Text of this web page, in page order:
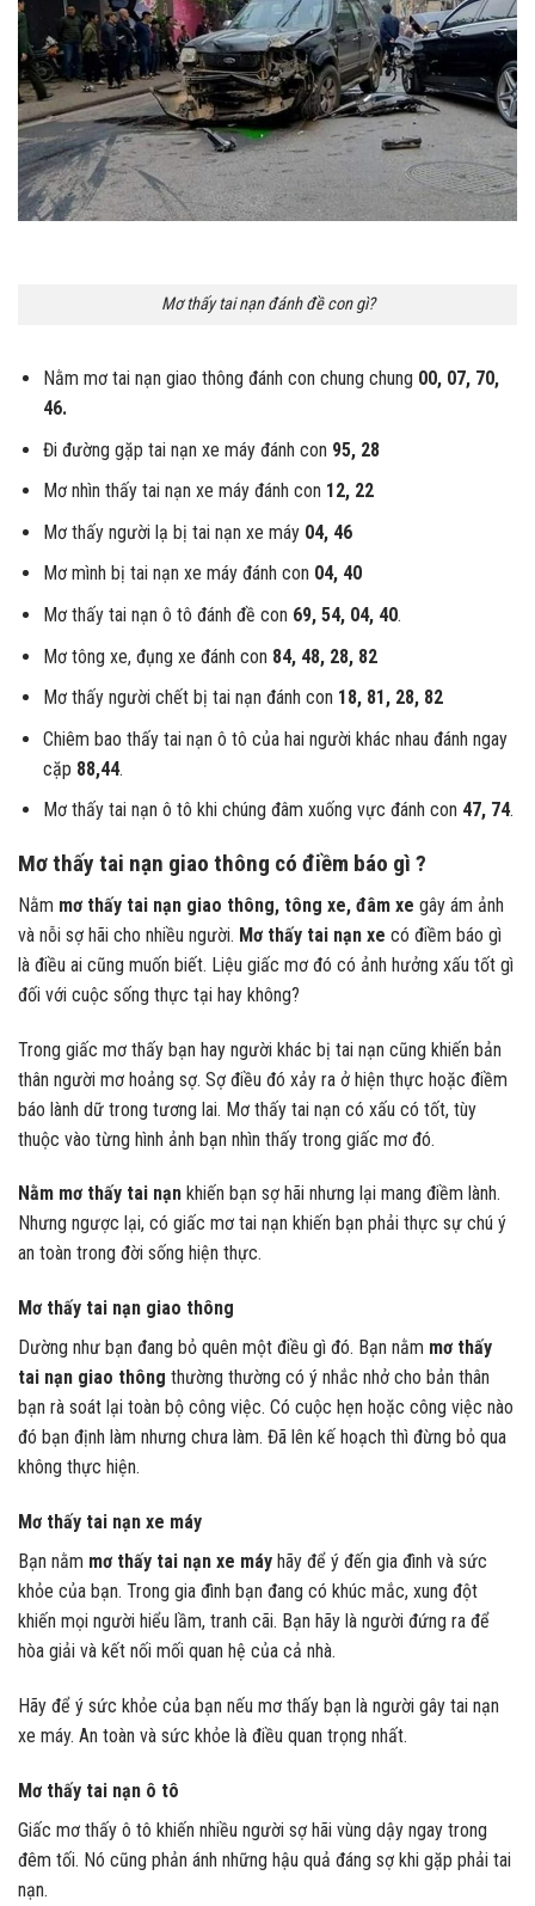
Mơ thấy tai nạn đánh đề con gì?
Nằm mơ tai nạn giao thông đánh con chung chung 00, 07, 70,
46.
Đi đường gặp tai nạn xe máy đánh con 95, 28
Mơ nhìn thấy tai nạn xe máy đánh con 12, 22
Mơ thấy người lạ bị tai nạn xe máy 04, 46
Mơ mình bị tai nạn xe máy đánh con 04, 40
Mơ thấy tai nạn ô tô đánh đề con 69, 54, 04, 40.
Mơ tông xe, đụng xe đánh con 84, 48, 28, 82
Mơ thấy người chết bị tai nạn đánh con 18, 81, 28, 82
Chiêm bao thấy tai nạn ô tô của hai người khác nhau đánh ngay
cặp 88,44.
Mơ thấy tai nạn ô tô khi chúng đâm xuống vực đánh con 47, 74.
Mơ thấy tai nạn giao thông có điềm báo gì ?
Nằm mơ thấy tai nạn giao thông, tông xe, đâm xe gây ám ảnh
và nỗi sợ hãi cho nhiều người. Mơ thấy tai nạn xe có điềm báo gì
là điều ai cũng muốn biết. Liệu giấc mơ đó có ảnh hưởng xấu tốt gì
đối với cuộc sống thực tại hay không?
Trong giấc mơ thấy bạn hay người khác bị tai nạn cũng khiến bản
thân người mơ hoảng sợ. Sợ điều đó xảy ra ở hiện thực hoặc điềm
báo lành dữ trong tương lai. Mơ thấy tai nạn có xấu có tốt, tùy
thuộc vào từng hình ảnh bạn nhìn thấy trong giấc mơ đó.
Nằm mơ thấy tai nạn khiến bạn sợ hãi nhưng lại mang điềm lành.
Nhưng ngược lại, có giấc mơ tai nạn khiến bạn phải thực sự chú ý
an toàn trong đời sống hiện thực.
Mơ thấy tai nạn giao thông
Dường như bạn đang bỏ quên một điều gì đó. Bạn nằm mơ thấy
tai nạn giao thông thường thường có ý nhắc nhở cho bản thân
bạn rà soát lại toàn bộ công việc. Có cuộc hẹn hoặc công việc nào
đó bạn định làm nhưng chưa làm. Đã lên kế hoạch thì đừng bỏ qua
không thực hiện.
Mơ thấy tai nạn xe máy
Bạn nằm mơ thấy tai nạn xe máy hãy để ý đến gia đình và sức
khỏe của bạn. Trong gia đình bạn đang có khúc mắc, xung đột
khiến mọi người hiểu lầm, tranh cãi. Bạn hãy là người đứng ra để
hòa giải và kết nối mối quan hệ của cả nhà.
Hãy để ý sức khỏe của bạn nếu mơ thấy bạn là người gây tai nạn
xe máy. An toàn và sức khỏe là điều quan trọng nhất.
Mơ thấy tai nạn ô tô
Giấc mơ thấy ô tô khiến nhiều người sợ hãi vùng dậy ngay trong
đêm tối. Nó cũng phản ánh những hậu quả đáng sợ khi gặp phải tai
nạn.